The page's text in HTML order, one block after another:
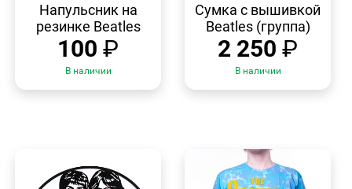
Напульсник на
резинке Beatles
100 ₽
В наличии
Сумка с вышивкой
Beatles (группа)
2 250 ₽
В наличии